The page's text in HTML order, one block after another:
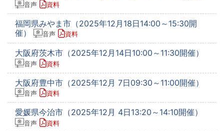
音声 資料
福岡県みやま市（2025年12月18日14:00～15:30開
催）
音声 資料
大阪府茨木市（2025年12月14日10:00～11:30開催）
音声 資料
大阪府豊中市（2025年12月 7日09:30～11:00開催）
音声 資料
愛媛県今治市（2025年12月 4日13:20～14:10開催）
音声 資料